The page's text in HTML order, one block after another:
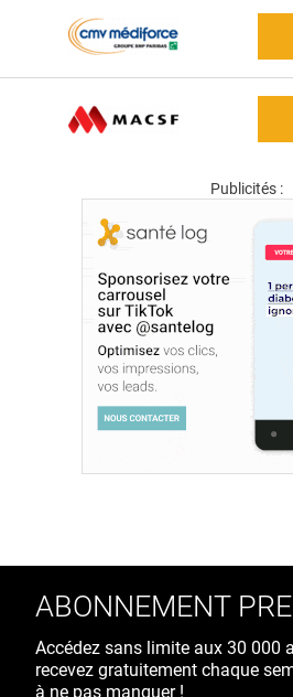
Publicités :
ABONNEMENT
Accédez sans limite aux 30 000
recevez gratuitement chaque
à ne pas manquer !